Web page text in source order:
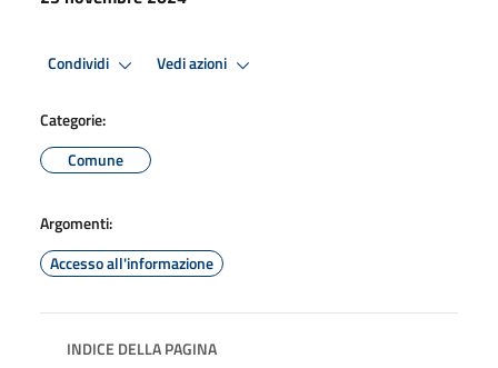
Condividi Vedi azioni
Categorie:
Comune
Argomenti:
Accesso all'informazione
INDICE DELLA PAGINA